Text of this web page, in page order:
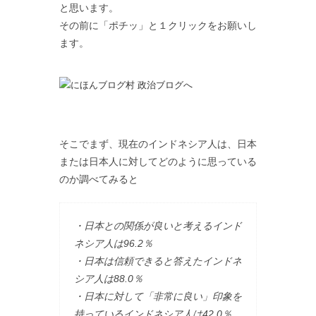
と思います。
その前に「ポチッ」と１クリックをお願いし
ます。
そこでまず、現在のインドネシア人は、日本
または日本人に対してどのように思っている
のか調べてみると
・日本との関係が良いと考えるインド
ネシア人は96.2％
・日本は信頼できると答えたインドネ
シア人は88.0％
・日本に対して「非常に良い」印象を